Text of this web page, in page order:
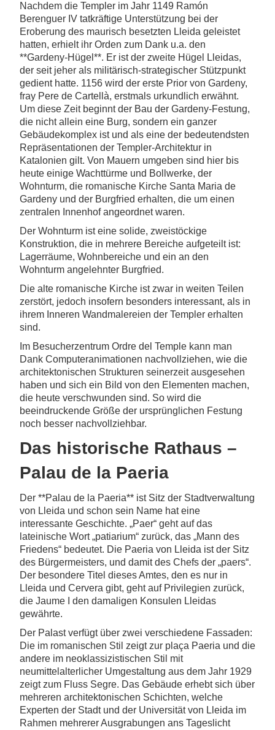
Nachdem die Templer im Jahr 1149 Ramón
Berenguer IV tatkräftige Unterstützung bei der
Eroberung des maurisch besetzten Lleida geleistet
hatten, erhielt ihr Orden zum Dank u.a. den
**Gardeny-Hügel**. Er ist der zweite Hügel Lleidas,
der seit jeher als militärisch-strategischer Stützpunkt
gedient hatte. 1156 wird der erste Prior von Gardeny,
fray Pere de Cartellà, erstmals urkundlich erwähnt.
Um diese Zeit beginnt der Bau der Gardeny-Festung,
die nicht allein eine Burg, sondern ein ganzer
Gebäudekomplex ist und als eine der bedeutendsten
Repräsentationen der Templer-Architektur in
Katalonien gilt. Von Mauern umgeben sind hier bis
heute einige Wachttürme und Bollwerke, der
Wohnturm, die romanische Kirche Santa Maria de
Gardeny und der Burgfried erhalten, die um einen
zentralen Innenhof angeordnet waren.
Der Wohnturm ist eine solide, zweistöckige
Konstruktion, die in mehrere Bereiche aufgeteilt ist:
Lagerräume, Wohnbereiche und ein an den
Wohnturm angelehnter Burgfried.
Die alte romanische Kirche ist zwar in weiten Teilen
zerstört, jedoch insofern besonders interessant, als in
ihrem Inneren Wandmalereien der Templer erhalten
sind.
Im Besucherzentrum Ordre del Temple kann man
Dank Computeranimationen nachvollziehen, wie die
architektonischen Strukturen seinerzeit ausgesehen
haben und sich ein Bild von den Elementen machen,
die heute verschwunden sind. So wird die
beeindruckende Größe der ursprünglichen Festung
noch besser nachvollziehbar.
Das historische Rathaus –
Palau de la Paeria
Der **Palau de la Paeria** ist Sitz der Stadtverwaltung
von Lleida und schon sein Name hat eine
interessante Geschichte. „Paer“ geht auf das
lateinische Wort „patiarium“ zurück, das „Mann des
Friedens“ bedeutet. Die Paeria von Lleida ist der Sitz
des Bürgermeisters, und damit des Chefs der „paers“.
Der besondere Titel dieses Amtes, den es nur in
Lleida und Cervera gibt, geht auf Privilegien zurück,
die Jaume I den damaligen Konsulen Lleidas
gewährte.
Der Palast verfügt über zwei verschiedene Fassaden:
Die im romanischen Stil zeigt zur plaça Paeria und die
andere im neoklassizistischen Stil mit
neumittelalterlicher Umgestaltung aus dem Jahr 1929
zeigt zum Fluss Segre. Das Gebäude erhebt sich über
mehreren architektonischen Schichten, welche
Experten der Stadt und der Universität von Lleida im
Rahmen mehrerer Ausgrabungen ans Tageslicht